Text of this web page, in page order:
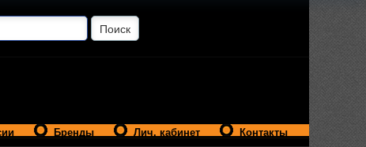
Бренды Лич. кабинет Контакты